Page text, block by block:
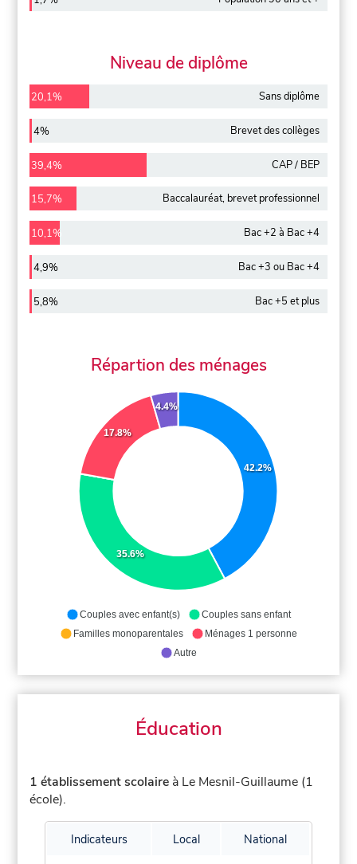
Niveau de diplôme
20,1% Sans diplôme
4% Brevet des collèges
39,4% CAP / BEP
15,7% Baccalauréat, brevet professionnel
10,1% Bac +2 à Bac +4
4,9% Bac +3 ou Bac +4
5,8% Bac +5 et plus
Répartion des ménages
42.2%
35.6%
17.8%
4.4%
Couples avec enfant(s)
Couples sans enfant
Familles monoparentales
Ménages 1 personne
Autre
Éducation
1 établissement scolaire à Le Mesnil-Guillaume (1
école).
Indicateurs Local National